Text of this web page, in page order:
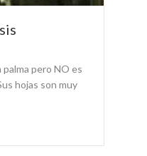
pero NO es
hojas son muy